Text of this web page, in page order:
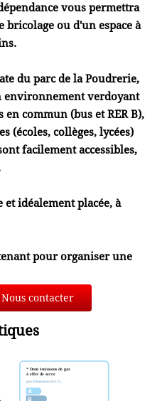
vous permettra
bricolage ou d'un espace à
du parc de la Poudrerie,
environnement verdoyant
en commun (bus et RER B),
(écoles, collèges, lycées)
facilement accessibles,
idéalement placée, à
pour organiser une
Nous contacter